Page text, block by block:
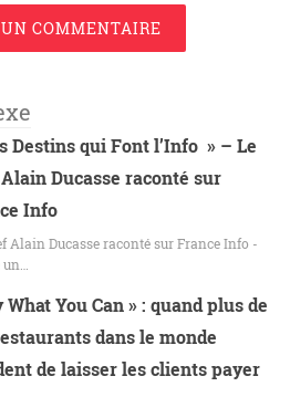
COMMENTAIRE
Destins qui Font l’Info » – Le
Ducasse raconté sur
Info
Alain Ducasse raconté sur France Info -
What You Can » : quand plus de
dans le monde
de laisser les clients payer